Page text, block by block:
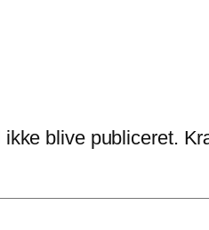
blive publiceret.